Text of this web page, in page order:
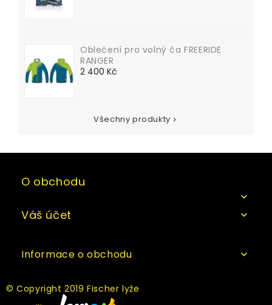
Oblečení pro volný ča FREERIDE
RANGER
2 400 Kč
Všechny produkty 
O obchodu

Váš účet 
Informace o obchodu 
© Copyright 2019 Fischer lyže